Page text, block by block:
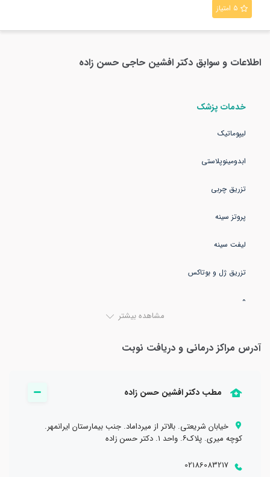
۵ امتیاز
اطلاعات و سوابق دکتر افشین حاجی حسن زاده
خدمات پزشک
و...
مشاهده بیشتر
آدرس مراکز درمانی و دریافت نوبت
مطب دکتر افشین حسن زاده
خیابان شریعتی. بالاتر از میرداماد. جنب بیمارستان ایرانمهر.
کوچه میری. پلاک۶. واحد ۱. دکتر حسن زاده
02186083217